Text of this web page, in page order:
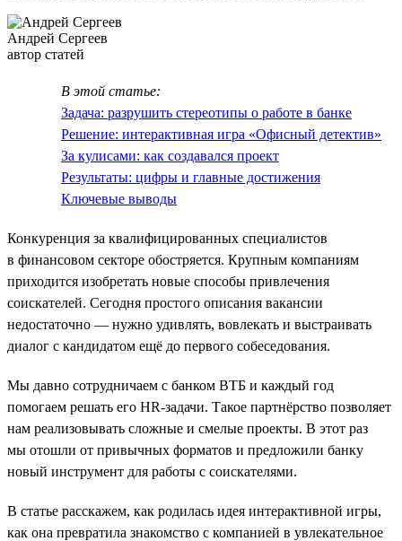
Андрей Сергеев
автор статей
В этой статье:
Задача: разрушить стереотипы о работе в банке
Решение: интерактивная игра «Офисный детектив»
За кулисами: как создавался проект
Результаты: цифры и главные достижения
Ключевые выводы
Конкуренция за квалифицированных специалистов
в финансовом секторе обостряется. Крупным компаниям
приходится изобретать новые способы привлечения
соискателей. Сегодня простого описания вакансии
недостаточно — нужно удивлять, вовлекать и выстраивать
диалог с кандидатом ещё до первого собеседования.
Мы давно сотрудничаем с банком ВТБ и каждый год
помогаем решать его HR-задачи. Такое партнёрство позволяет
нам реализовывать сложные и смелые проекты. В этот раз
мы отошли от привычных форматов и предложили банку
новый инструмент для работы с соискателями.
В статье расскажем, как родилась идея интерактивной игры,
как она превратила знакомство с компанией в увлекательное